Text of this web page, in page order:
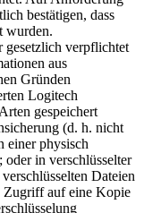
bestätigen, dass
wurden.
gesetzlich verpflichtet
aus
Gründen
Logitech
gespeichert
(d. h. nicht
einer physisch
in verschlüsselter
Dateien
Zugriff auf eine Kopie